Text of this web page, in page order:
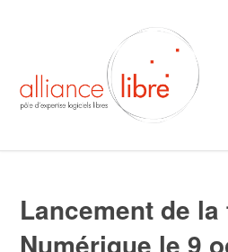
Lancement de
Numérique le 9